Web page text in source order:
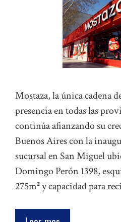
Mostaza, la única cadena
presencia en todas las
continúa afianzando su
Buenos Aires con la
sucursal en San Miguel
Domingo Perón 1398,
275m² y capacidad para